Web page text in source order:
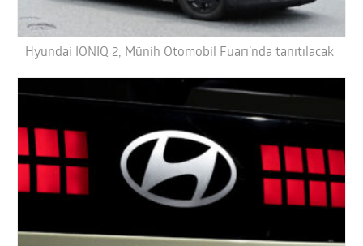
Hyundai IONIQ 2, Münih Otomobil Fuarı’nda tanıtılacak